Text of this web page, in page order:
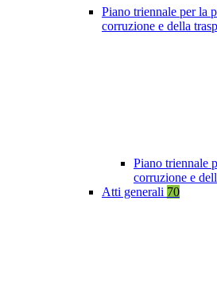
Piano triennale per la
corruzione e della
Piano triennale
corruzione e
Atti generali 70